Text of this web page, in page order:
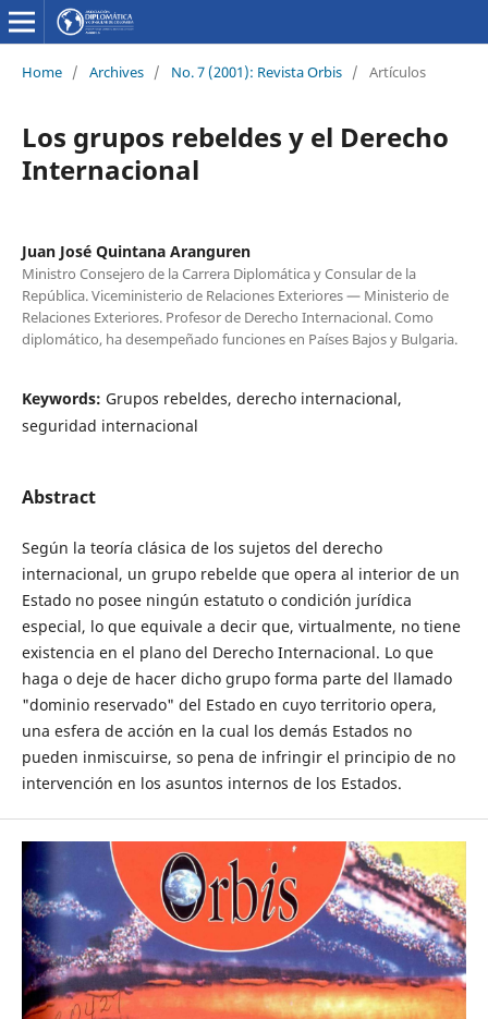
Home / Archives / No. 7 (2001): Revista Orbis / Artículos
Los grupos rebeldes y el Derecho
Internacional
Juan José Quintana Aranguren
Ministro Consejero de la Carrera Diplomática y Consular de la
República. Viceministerio de Relaciones Exteriores — Ministerio de
Relaciones Exteriores. Profesor de Derecho Internacional. Como
diplomático, ha desempeñado funciones en Países Bajos y Bulgaria.
Keywords: Grupos rebeldes, derecho internacional,
seguridad internacional
Abstract
Según la teoría clásica de los sujetos del derecho
internacional, un grupo rebelde que opera al interior de un
Estado no posee ningún estatuto o condición jurídica
especial, lo que equivale a decir que, virtualmente, no tiene
existencia en el plano del Derecho Internacional. Lo que
haga o deje de hacer dicho grupo forma parte del llamado
"dominio reservado" del Estado en cuyo territorio opera,
una esfera de acción en la cual los demás Estados no
pueden inmiscuirse, so pena de infringir el principio de no
intervención en los asuntos internos de los Estados.